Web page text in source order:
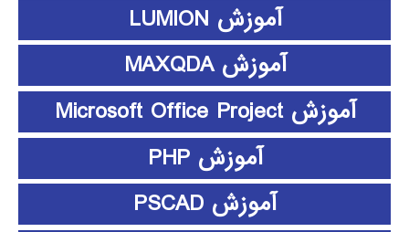
آموزش LUMION
آموزش MAXQDA
آموزش Microsoft Office Project
آموزش PHP
آموزش PSCAD